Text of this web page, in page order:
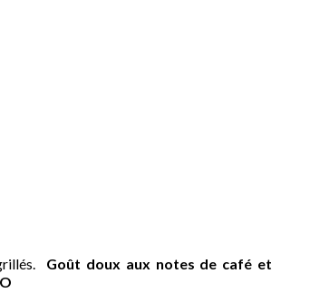
Goût doux aux notes de café et